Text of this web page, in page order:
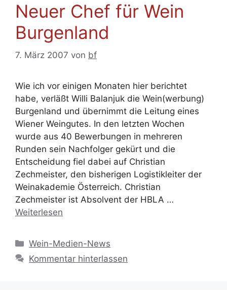
Neuer Chef für Wein
Burgenland
7. März 2007 von bf
Wie ich vor einigen Monaten hier berichtet
habe, verläßt Willi Balanjuk die Wein(werbung)
Burgenland und übernimmt die Leitung eines
Wiener Weingutes. In den letzten Wochen
wurde aus 40 Bewerbungen in mehreren
Runden sein Nachfolger gekürt und die
Entscheidung fiel dabei auf Christian
Zechmeister, den bisherigen Logistikleiter der
Weinakademie Österreich. Christian
Zechmeister ist Absolvent der HBLA …
Weiterlesen
Kategorien
Wein-Medien-News
Kommentar hinterlassen